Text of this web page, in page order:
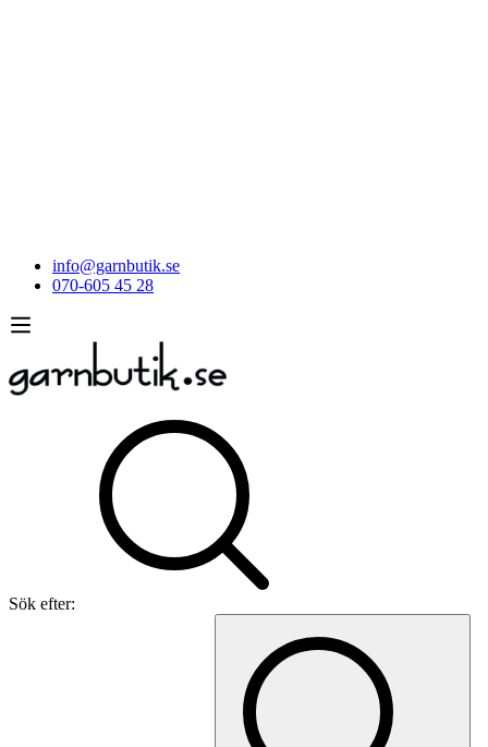
info@garnbutik.se
070-605 45 28
Sök efter: